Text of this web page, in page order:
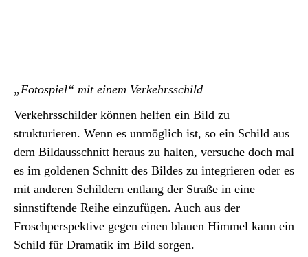
„Fotospiel“ mit einem Verkehrsschild
Verkehrsschilder können helfen ein Bild zu
strukturieren. Wenn es unmöglich ist, so ein Schild aus
dem Bildausschnitt heraus zu halten, versuche doch mal
es im goldenen Schnitt des Bildes zu integrieren oder es
mit anderen Schildern entlang der Straße in eine
sinnstiftende Reihe einzufügen. Auch aus der
Froschperspektive gegen einen blauen Himmel kann ein
Schild für Dramatik im Bild sorgen.